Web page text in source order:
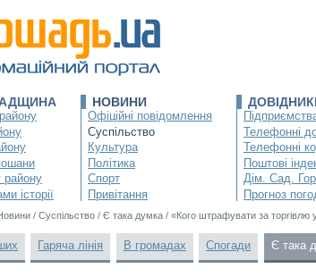
району
історії
НОВИНИ
Офіційні повідомлення
Суспільство
Культура
Політика
Спорт
Привітання
Телефонні
Телефонні
Поштові
Дім. Сад.
Прогноз
/ Суспільство / Є така думка / «Кого штрафувати за торгівлю
Гаряча лінія В громадах Спогади Є така